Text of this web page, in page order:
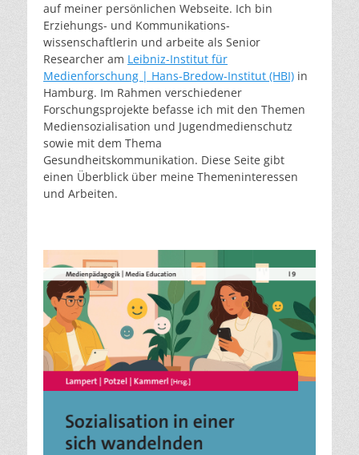
auf meiner persönlichen Webseite. Ich bin
Erziehungs- und Kommunikations-
wissenschaftlerin und arbeite als Senior
Researcher am Leibniz-Institut für
Medienforschung | Hans-Bredow-Institut (HBI) in
Hamburg. Im Rahmen verschiedener
Forschungsprojekte befasse ich mit den Themen
Mediensozialisation und Jugendmedienschutz
sowie mit dem Thema
Gesundheitskommunikation. Diese Seite gibt
einen Überblick über meine Themeninteressen
und Arbeiten.